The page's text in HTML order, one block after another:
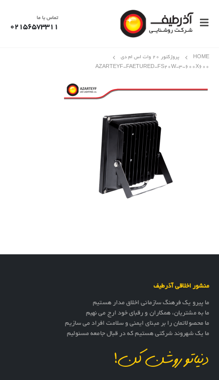
تماس با ما
02156573311
HOME
پروژکتور 20 وات اس ام دی
AZARTEYF-FAETURED-FS۲۰W-۳-۶۰۰X۶۰۰
منشور اخلاقی آذرطیف
ما پیرو یک فرهنگ سازمانی اخلاق مدار هستیم
ما به مشتریان، همکاران و رقبای خود ارج می نهیم
ما محصولاتمان را بر مبنای ایمنی و سلامت افراد می سازیم
ما یک شهروند شرکتی هستیم که در قبال جامعه مسئولیم
دنیاتو روشن کن!